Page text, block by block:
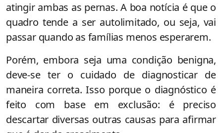
atingir ambas as pernas. A boa notícia é que o
quadro tende a ser autolimitado, ou seja, vai
passar quando as famílias menos esperarem.
Porém, embora seja uma condição benigna,
deve-se ter o cuidado de diagnosticar de
maneira correta. Isso porque o diagnóstico é
feito com base em exclusão: é preciso
descartar diversas outras causas para afirmar